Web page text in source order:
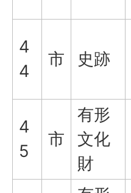
4
4
市 史跡
4
5
市
有形
文化
財